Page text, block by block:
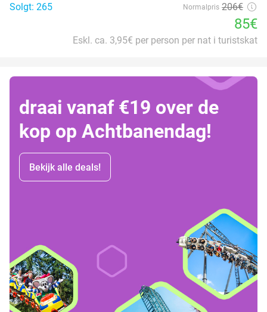
Solgt: 265
Normalpris 206€
85€
Eskl. ca. 3,95€ per person per nat i turistskat
draai vanaf €19 over de
kop op Achtbanendag!
Bekijk alle deals!